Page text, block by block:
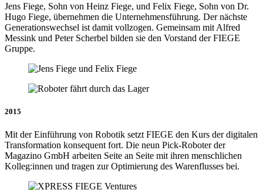
Jens Fiege, Sohn von Heinz Fiege, und Felix Fiege, Sohn von Dr.
Hugo Fiege, übernehmen die Unternehmensführung. Der nächste
Generationswechsel ist damit vollzogen. Gemeinsam mit Alfred
Messink und Peter Scherbel bilden sie den Vorstand der FIEGE
Gruppe.
2015
Mit der Einführung von Robotik setzt FIEGE den Kurs der digitalen
Transformation konsequent fort. Die neun Pick-Roboter der
Magazino GmbH arbeiten Seite an Seite mit ihren menschlichen
Kolleg:innen und tragen zur Optimierung des Warenflusses bei.